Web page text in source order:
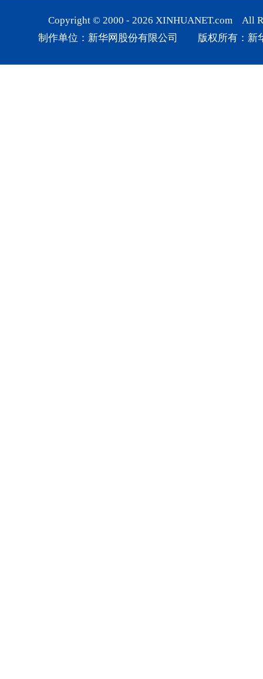
Copyright © 2000 - 2026 XINHUANET.com All
制作单位：新华网股份有限公司 版权所有：新